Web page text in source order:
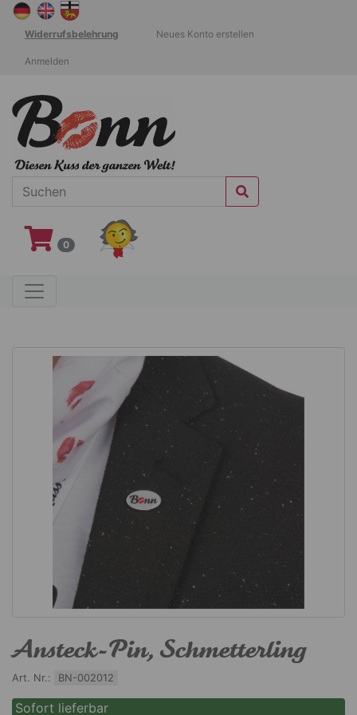
Widerrufsbelehrung Neues Konto erstellen
Anmelden
0
Ansteck-Pin, Schmetterling
Art. Nr.: BN-002012
Sofort lieferbar